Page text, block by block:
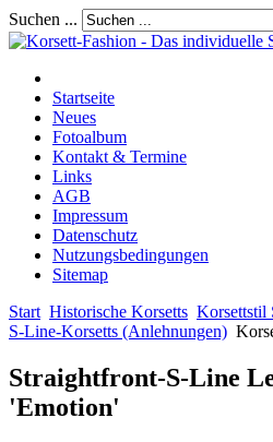
Suchen ...
Startseite
Neues
Fotoalbum
Kontakt & Termine
Links
AGB
Impressum
Datenschutz
Nutzungsbedingungen
Sitemap
Start Historische Korsetts Korsettstil
S-Line-Korsetts (Anlehnungen)
Straightfront-S-Line
'Emotion'